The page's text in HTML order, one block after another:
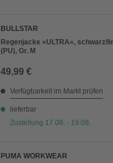
BULLSTAR
Regenjacke »ULTRA«, schwarz/
(PU), Gr. M
49,99 €
Verfügbarkeit im Markt prüfen
lieferbar
Zustellung 17.08. - 19.08.
PUMA WORKWEAR